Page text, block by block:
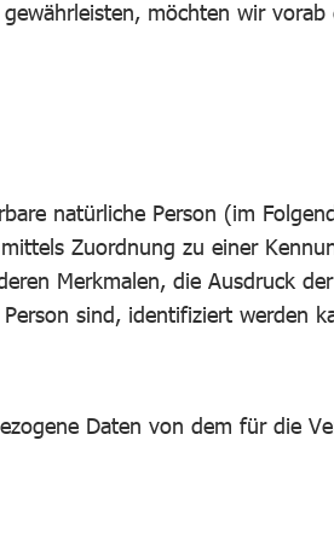
möchten wir
natürliche Person (im
Zuordnung zu einer
Merkmalen, die Ausdruck
sind, identifiziert werden
Daten von dem für die